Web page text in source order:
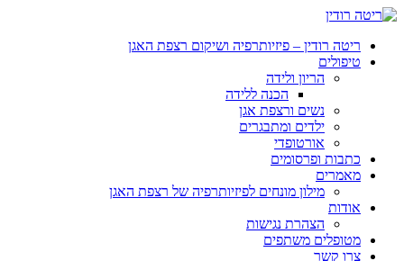
ריטה רודין – פיזיותרפיה ושיקום רצפת האגן
טיפולים
הריון ולידה
הכנה ללידה
נשים ורצפת אגן
ילדים ומתבגרים
אורטופדי
כתבות ופרסומים
מאמרים
מילון מונחים לפיזיותרפיה של רצפת האגן
אודות
הצהרת נגישות
מטופלים משתפים
צרו קשר